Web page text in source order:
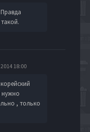
18:00
нужно
, только